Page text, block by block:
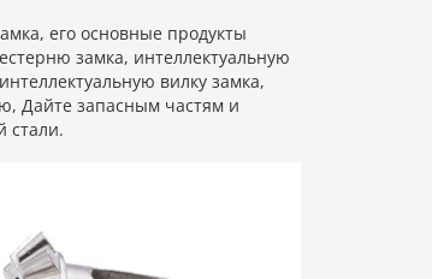
его основные продукты
замка, интеллектуальную
вилку замка,
Дайте запасным частям и
стали.